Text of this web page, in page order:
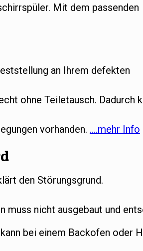
Mit dem passenden
an Ihrem defekten
ohne Teiletausch. Dadurch
vorhanden. ….mehr Info
den Störungsgrund.
muss nicht ausgebaut und
bei einem Backofen oder